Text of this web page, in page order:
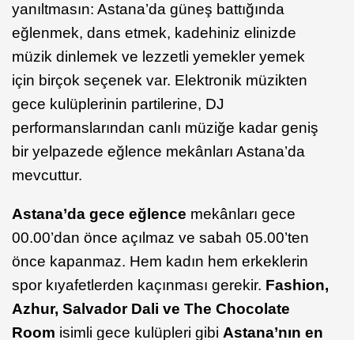
yanıltmasın: Astana’da güneş battığında
eğlenmek, dans etmek, kadehiniz elinizde
müzik dinlemek ve lezzetli yemekler yemek
için birçok seçenek var. Elektronik müzikten
gece kulüplerinin partilerine, DJ
performanslarından canlı müziğe kadar geniş
bir yelpazede eğlence mekânları Astana’da
mevcuttur.
Astana’da gece eğlence mekânları gece
00.00’dan önce açılmaz ve sabah 05.00’ten
önce kapanmaz. Hem kadın hem erkeklerin
spor kıyafetlerden kaçınması gerekir. Fashion,
Azhur, Salvador Dali ve The Chocolate
Room isimli gece kulüpleri gibi Astana’nın en